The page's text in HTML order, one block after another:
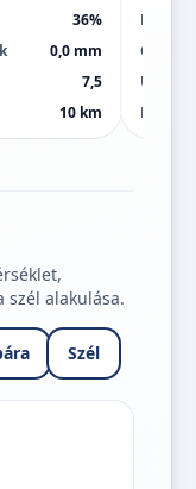
36%
0,0 mm
7,5
10 km
UV
Látótáv
szél alakulása.
Szél